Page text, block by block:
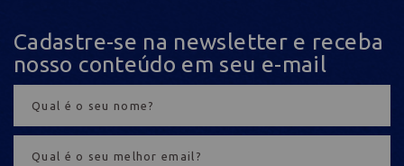
Cadastre-se na newsletter e receba
nosso conteúdo em seu e-mail